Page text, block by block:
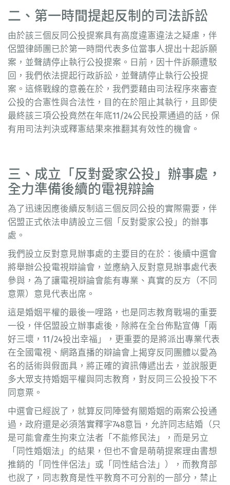
二、第一時間提起反制的司法訴訟
由於該三個反同公投提案具有高度違憲違法之疑慮，伴
侶盟律師團已於第一時間代表多位當事人提出十起訴願
案，並聲請停止執行公投提案。日前，因十件訴願遭駁
回，我們依法提起行政訴訟，並聲請停止執行公投提
案。這條戰線的意義在於，我們要藉由司法程序來審查
公投的合憲性與合法性，目的在於阻止其執行，且即使
最終該三項公投竟然在年底11/24公民投票通過的話，保
有用司法判決或釋憲結果來推翻其有效性的機會。
三、成立「反對愛家公投」辦事處，
全力準備後續的電視辯論
為了迅速因應後續反制這三個反同公投的實際需要，伴
侶盟正式依法申請設立三個「反對愛家公投」的辦事
處。
我們設立反對意見辦事處的主要目的在於：後續中選會
將舉辦公投電視辯論會，並應納入反對意見辦事處代表
參與，為了讓電視辯論會能有專業、真實的反方（不同
意票）意見代表出席。
這是婚姻平權的最後一哩路，也是同志教育戰場的重要
一役，伴侶盟設立辦事處後，除將在全台佈點宣傳「兩
好三壞，11/24投出幸福」，更重要的是將派出專業代表
在全國電視、網路直播的辯論會上揭穿反同團體以愛為
名的話術與假面具，將正確的資訊傳遞出去，並說服更
多大眾支持婚姻平權與同志教育，對反同三公投投下不
同意票。
中選會已經說了，就算反同陣營有關婚姻的兩案公投通
過，政府還是必須落實釋字748意旨，允許同志結婚（只
是可能會產生拘束立法者「不能修民法」，而是另立
「同性婚姻法」的結果，但也不會是萌萌提案理由書想
推銷的「同性伴侶法」或「同性結合法」），而教育部
也說了，同志教育是性平教育不可分割的一部分，禁止